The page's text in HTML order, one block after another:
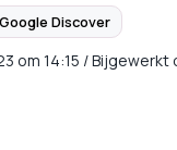
Discover
om 14:15 /Bijgewerkt